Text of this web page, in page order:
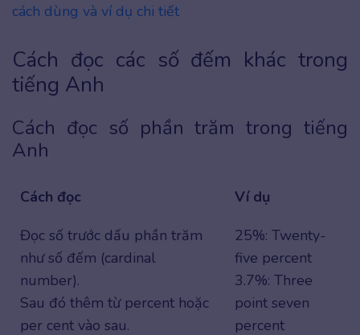
cách dùng và ví dụ chi tiết
Cách đọc các số đếm khác trong
tiếng Anh
Cách đọc số phần trăm trong tiếng
Anh
Cách đọc
Ví dụ
Đọc số trước dấu phần trăm
như số đếm (cardinal
number).
Sau đó thêm từ percent hoặc
per cent vào sau.
25%: Twenty-
five percent
3.7%: Three
point seven
percent